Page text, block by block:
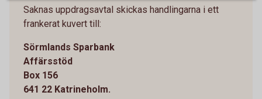
Saknas uppdragsavtal skickas handlingarna i ett
frankerat kuvert till:
Sörmlands Sparbank
Affärsstöd
Box 156
641 22 Katrineholm.